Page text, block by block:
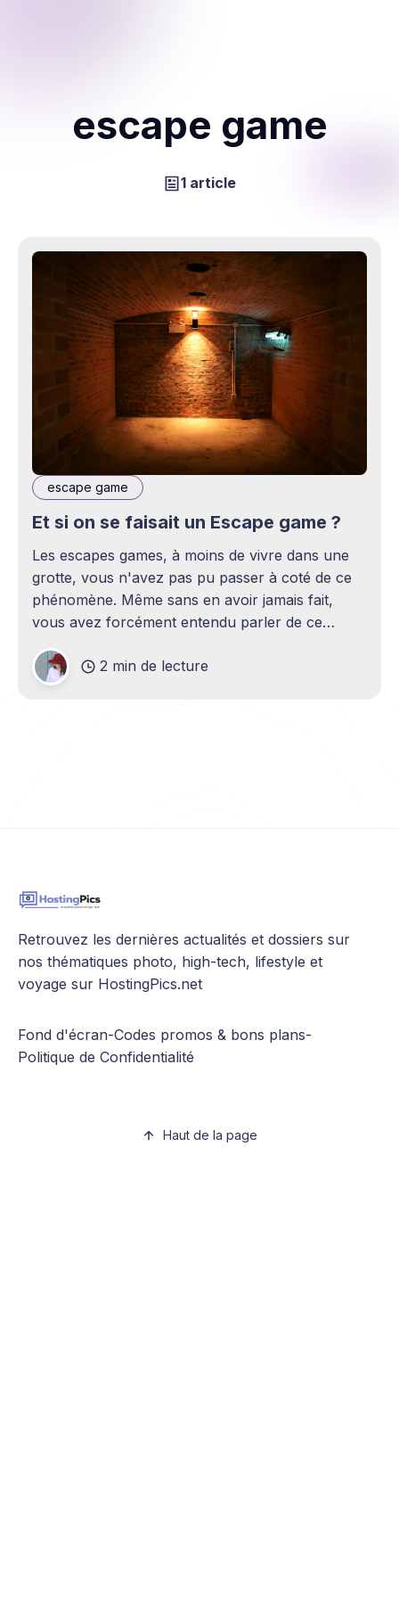
escape game
1 article
escape game
Et si on se faisait un Escape game ?
Les escapes games, à moins de vivre dans une
grotte, vous n'avez pas pu passer à coté de ce
phénomène. Même sans en avoir jamais fait,
vous avez forcément entendu parler de ce
maintenant par milliers à travers le
2 min de lecture
Retrouvez les dernières actualités et dossiers sur
nos thématiques photo, high-tech, lifestyle et
voyage sur HostingPics.net
Fond d'écran-Codes promos & bons plans-
Politique de Confidentialité
Haut de la page